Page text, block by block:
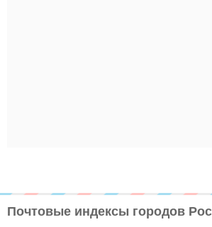
Почтовые индексы городов